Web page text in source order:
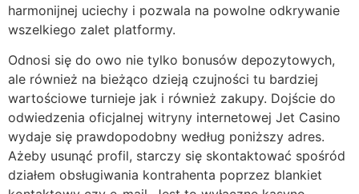
harmonijnej uciechy i pozwala na powolne odkrywanie
wszelkiego zalet platformy.
Odnosi się do owo nie tylko bonusów depozytowych,
ale również na bieżąco dzieją czujności tu bardziej
wartościowe turnieje jak i również zakupy. Dojście do
odwiedzenia oficjalnej witryny internetowej Jet Casino
wydaje się prawdopodobny według poniższy adres.
Ażeby usunąć profil, starczy się skontaktować spośród
działem obsługiwania kontrahenta poprzez blankiet